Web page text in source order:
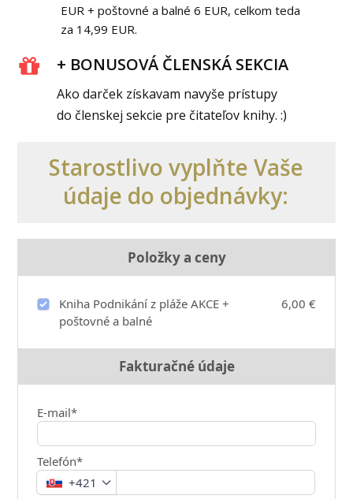
EUR + poštovné a balné 6 EUR, celkom teda
za 14,99 EUR.
+ BONUSOVÁ ČLENSKÁ SEKCIA
Ako darček získavam navyše prístupy
do členskej sekcie pre čitateľov knihy. :)
Starostlivo vyplňte Vaše
údaje do objednávky:
Položky a ceny
Kniha Podnikání z pláže AKCE +
poštovné a balné
6,00 €
Fakturačné údaje
E-mail*
Telefón*
+421